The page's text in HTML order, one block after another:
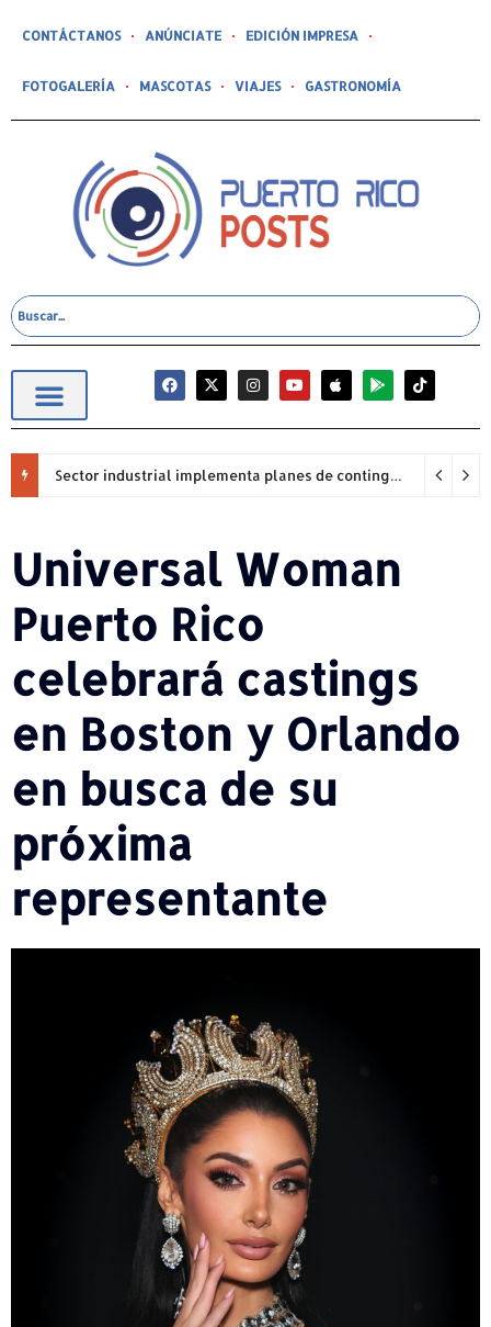
CONTÁCTANOS ANÚNCIATE EDICIÓN IMPRESA
FOTOGALERÍA MASCOTAS VIAJES GASTRONOMÍA
Sector industrial implementa planes de contingencia ante racionamiento de agua y hace un llamado a la eficiencia infraestructural
Universal Woman
Puerto Rico
celebrará castings
en Boston y Orlando
en busca de su
próxima
representante